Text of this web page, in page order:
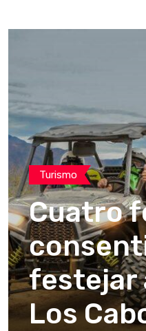
Turismo
Cuatro
festejar
Los